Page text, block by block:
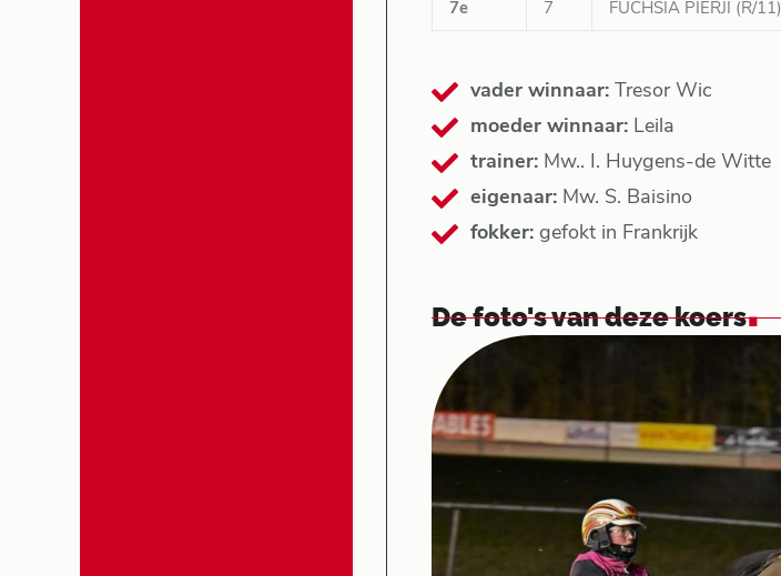
7e 7 FUCHSIA PIERJI (R/11)
vader winnaar:Tresor Wic
moeder winnaar:Leila
trainer:Mw.. I. Huygens-de Witte
eigenaar:Mw. S. Baisino
fokker:gefokt in Frankrijk
De foto's van deze koers.